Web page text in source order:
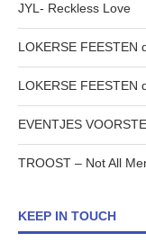
JYL- Reckless Love
LOKERSE FEESTEN
LOKERSE FEESTEN
EVENTJES
TROOST – Not All
KEEP IN TOUCH